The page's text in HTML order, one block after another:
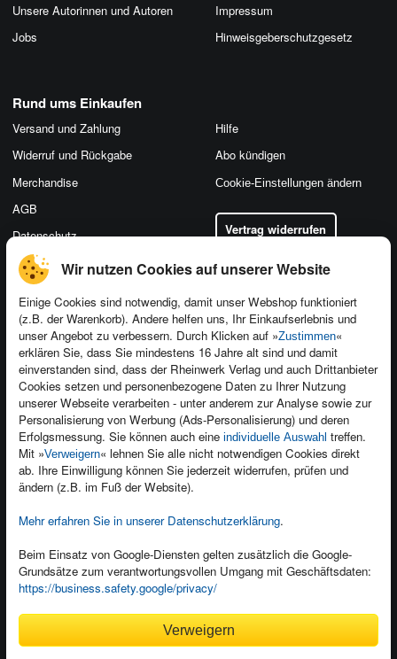
Wir nutzen Cookies auf unserer Website
Einige Cookies sind notwendig, damit unser Webshop funktioniert
(z.B. der Warenkorb). Andere helfen uns, Ihr Einkaufserlebnis und
unser Angebot zu verbessern. Durch Klicken auf »Zustimmen«
erklären Sie, dass Sie mindestens 16 Jahre alt sind und damit
einverstanden sind, dass der Rheinwerk Verlag und auch Drittanbieter
Cookies setzen und personenbezogene Daten zu Ihrer Nutzung
unserer Webseite verarbeiten - unter anderem zur Analyse sowie zur
Personalisierung von Werbung (Ads-Personalisierung) und deren
Erfolgsmessung. Sie können auch eine individuelle Auswahl treffen.
Mit »Verweigern« lehnen Sie alle nicht notwendigen Cookies direkt
ab. Ihre Einwilligung können Sie jederzeit widerrufen, prüfen und
ändern (z.B. im Fuß der Website).
Mehr erfahren Sie in unserer Datenschutzerklärung.
Beim Einsatz von Google-Diensten gelten zusätzlich die Google-
Grundsätze zum verantwortungsvollen Umgang mit Geschäftsdaten:
https://business.safety.google/privacy/
Verweigern
Unsere Autorinnen und Autoren
Jobs
Impressum
Hinweis­geber­schutz­gesetz
Kontakt
Newsletter
Für Unternehmen
Presseservice
Dozentenservice
Produktfeedback
Foreign Rights
Ein Buch schreiben
Rund ums Einkaufen
Versand und Zahlung
Widerruf und Rückgabe
Merchandise
AGB
Datenschutz
Hilfe
Abo kündigen
Cookie-Einstellungen ändern
Vertrag widerrufen
Kundenservice
Wir sind gerne für Sie da!
service@rheinwerk-verlag.de